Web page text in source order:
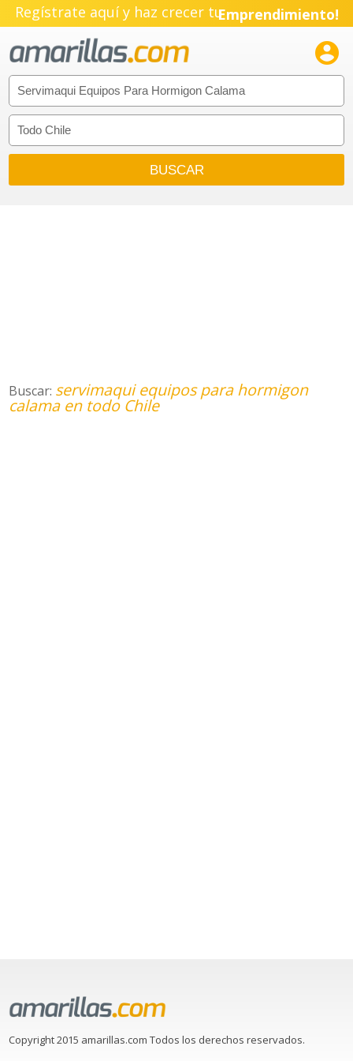
Regístrate aquí y haz crecer tuEmprendimiento!

Buscar: servimaqui equipos para hormigon
calama en todo Chile
Copyright 2015 amarillas.com Todos los derechos reservados.